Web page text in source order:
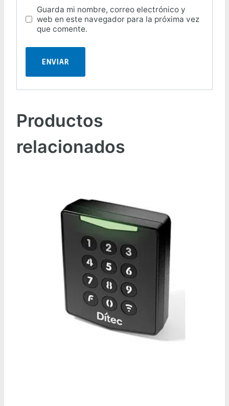
Guarda mi nombre, correo electrónico y
web en este navegador para la próxima vez
que comente.
Productos
relacionados